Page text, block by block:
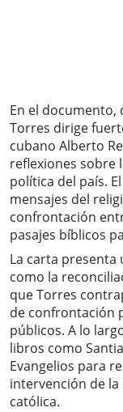
En el documento,
Torres dirige
cubano Alberto
reflexiones sobre
política del país.
mensajes del
confrontación
pasajes bíblicos
La carta
como la
que Torres
de confrontación
públicos. A lo
libros como
Evangelios para
intervención de
católica.